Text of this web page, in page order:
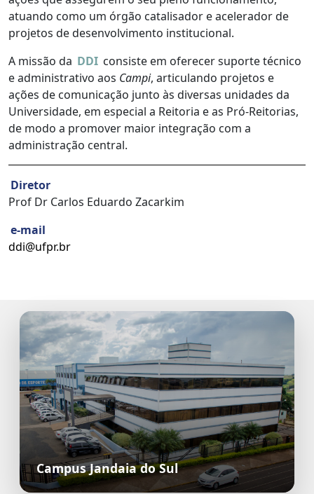
atuando como um órgão catalisador e acelerador de
projetos de desenvolvimento institucional.
A missão da DDI consiste em oferecer suporte técnico
e administrativo aos Campi, articulando projetos e
ações de comunicação junto às diversas unidades da
Universidade, em especial a Reitoria e as Pró-Reitorias,
de modo a promover maior integração com a
administração central.
Diretor
Prof Dr Carlos Eduardo Zacarkim
e-mail
ddi@ufpr.br
Campus Jandaia do Sul